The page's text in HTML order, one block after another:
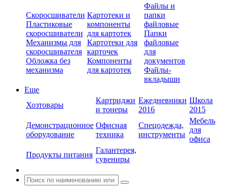
Скоросшиватели
Пластиковые
скоросшиватели
Механизмы для
скоросшивателя
Обложка без
механизма
Картотеки и
компоненты
для картотек
Картотеки для
карточек
Компоненты
для картотек
Файлы и
папки
файловые
Папки
файловые
для
документов
Файлы-
вкладыши
Еще
Хозтовары
Картриджи
и тонеры
Ежедневники
2016
Школа
2015
Демонстрационное
оборудование
Офисная
техника
Спецодежда,
инструменты
Мебель
для
офиса
Продукты питания
Галантерея,
сувениры